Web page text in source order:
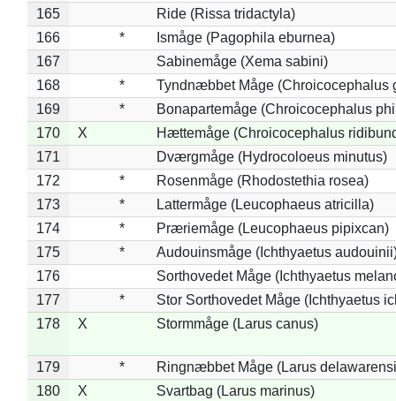
165
Ride (Rissa tridactyla)
166
*
Ismåge (Pagophila eburnea)
167
Sabinemåge (Xema sabini)
168
*
Tyndnæbbet Måge (Chroicocephalus
169
*
Bonapartemåge (Chroicocephalus
170
X
Hættemåge (Chroicocephalus
171
Dværgmåge (Hydrocoloeus minutus)
172
*
Rosenmåge (Rhodostethia rosea)
173
*
Lattermåge (Leucophaeus atricilla)
174
*
Præriemåge (Leucophaeus pipixcan)
175
*
Audouinsmåge (Ichthyaetus
176
Sorthovedet Måge (Ichthyaetus
177
*
Stor Sorthovedet Måge (Ichthyaetus
178
X Stormmåge (Larus canus)
179 *
Ringnæbbet Måge (Larus
180
X Svartbag (Larus marinus)